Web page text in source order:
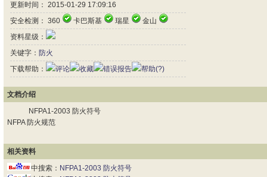
更新时间： 2015-01-29 17:09:16
安全检测： 360
卡巴斯基 瑞星
金山
资料星级：
关键字： 防火
下载帮助：
评论 收藏 错误报告 帮助(?)
文档介绍
NFPA1-2003 防火符号
NFPA 防火规范
相关资料
中搜索： NFPA1-2003 防火符号